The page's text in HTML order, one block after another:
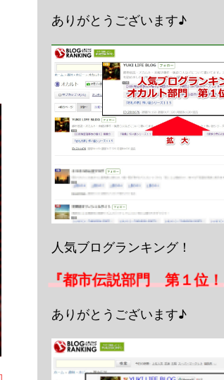
ありがとうございます♪
人気ブログランキング！
『都市伝説部門 第１位！』
ありがとうございます♪